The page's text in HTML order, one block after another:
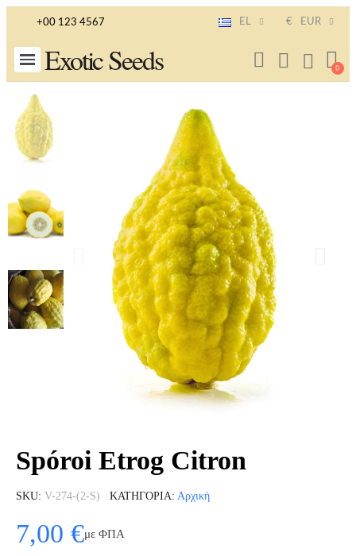
+00 123 4567 EL € EUR
Exotic Seeds
Spóroi Etrog Citron
SKU V-274-(2-S) ΚΑΤΗΓΟΡΊΑ Αρχική
7,00 €με ΦΠΑ